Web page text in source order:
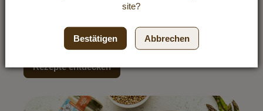
wieder süße Erdbeeren zu kaufen. Und was liegt da
trifft herzhaft und sauer – das ergibt eine wahre
Genussexplosion!
Rezepte entdecken
site?
Bestätigen Abbrechen